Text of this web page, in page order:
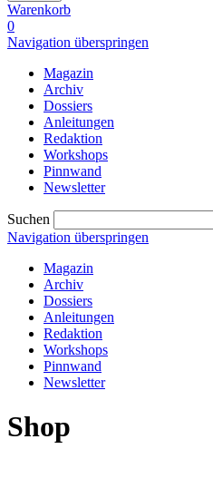
Warenkorb
0
Navigation überspringen
Magazin
Archiv
Dossiers
Anleitungen
Redaktion
Workshops
Pinnwand
Newsletter
Suchen
Navigation überspringen
Magazin
Archiv
Dossiers
Anleitungen
Redaktion
Workshops
Pinnwand
Newsletter
Shop